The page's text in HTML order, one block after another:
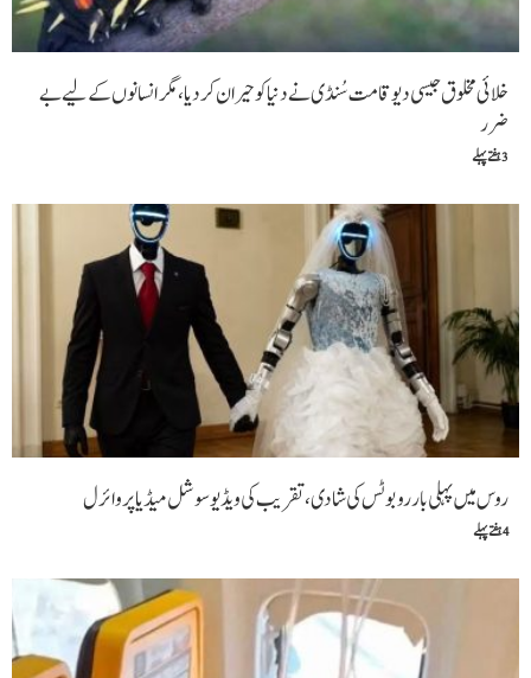
خلائی مخلوق جیسی دیوقامت سُنڈی نے دنیا کو حیران کر دیا، مگر انسانوں کے لیے بے
ضرر
3 ہفتے پہلے
روس میں پہلی بار روبوٹس کی شادی، تقریب کی ویڈیو سوشل میڈیا پر وائرل
4 ہفتے پہلے